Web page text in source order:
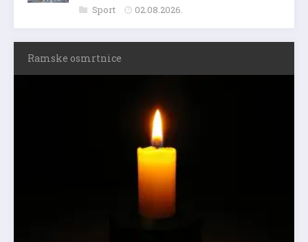
Sport 02.08.2026.
Ramske osmrtnice